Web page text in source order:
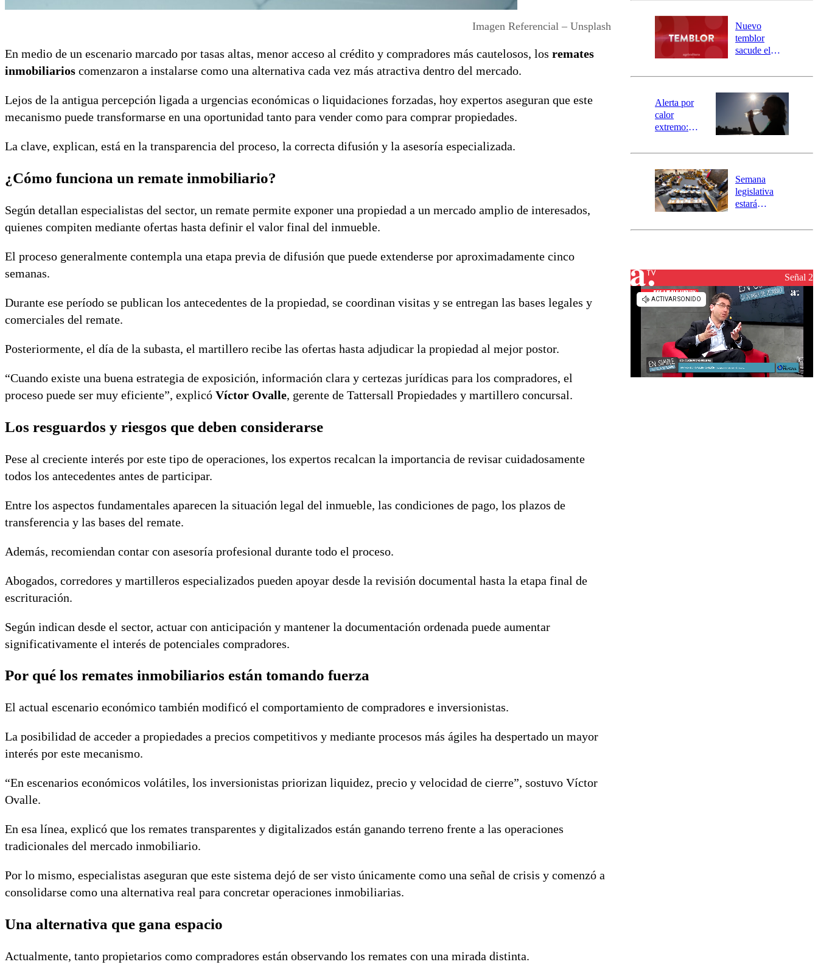
Imagen Referencial – Unsplash
En medio de un escenario marcado por tasas altas, menor acceso al crédito y compradores más cautelosos, los remates
inmobiliarios comenzaron a instalarse como una alternativa cada vez más atractiva dentro del mercado.
Lejos de la antigua percepción ligada a urgencias económicas o liquidaciones forzadas, hoy expertos aseguran que este
mecanismo puede transformarse en una oportunidad tanto para vender como para comprar propiedades.
La clave, explican, está en la transparencia del proceso, la correcta difusión y la asesoría especializada.
¿Cómo funciona un remate inmobiliario?
Según detallan especialistas del sector, un remate permite exponer una propiedad a un mercado amplio de interesados,
quienes compiten mediante ofertas hasta definir el valor final del inmueble.
El proceso generalmente contempla una etapa previa de difusión que puede extenderse por aproximadamente cinco
semanas.
Durante ese período se publican los antecedentes de la propiedad, se coordinan visitas y se entregan las bases legales y
comerciales del remate.
Posteriormente, el día de la subasta, el martillero recibe las ofertas hasta adjudicar la propiedad al mejor postor.
“Cuando existe una buena estrategia de exposición, información clara y certezas jurídicas para los compradores, el
proceso puede ser muy eficiente”, explicó Víctor Ovalle, gerente de Tattersall Propiedades y martillero concursal.
Los resguardos y riesgos que deben considerarse
Pese al creciente interés por este tipo de operaciones, los expertos recalcan la importancia de revisar cuidadosamente
todos los antecedentes antes de participar.
Entre los aspectos fundamentales aparecen la situación legal del inmueble, las condiciones de pago, los plazos de
transferencia y las bases del remate.
Además, recomiendan contar con asesoría profesional durante todo el proceso.
Abogados, corredores y martilleros especializados pueden apoyar desde la revisión documental hasta la etapa final de
escrituración.
Según indican desde el sector, actuar con anticipación y mantener la documentación ordenada puede aumentar
significativamente el interés de potenciales compradores.
Por qué los remates inmobiliarios están tomando fuerza
El actual escenario económico también modificó el comportamiento de compradores e inversionistas.
La posibilidad de acceder a propiedades a precios competitivos y mediante procesos más ágiles ha despertado un mayor
interés por este mecanismo.
“En escenarios económicos volátiles, los inversionistas priorizan liquidez, precio y velocidad de cierre”, sostuvo Víctor
Ovalle.
En esa línea, explicó que los remates transparentes y digitalizados están ganando terreno frente a las operaciones
tradicionales del mercado inmobiliario.
Por lo mismo, especialistas aseguran que este sistema dejó de ser visto únicamente como una señal de crisis y comenzó a
consolidarse como una alternativa real para concretar operaciones inmobiliarias.
Una alternativa que gana espacio
Actualmente, tanto propietarios como compradores están observando los remates con una mirada distinta.
río Damas:
activa
mensajería
SAE
Nuevo
temblor
sacude el
revisa la
epicentro
Alerta por
calor
extremo:
activa Alerta
Preventiva en
tres comunas
Semana
legislativa
estará
el fin de la
reconstrucciónSeñal 2